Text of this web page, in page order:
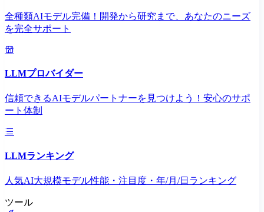
全種類AIモデル完備！開発から研究まで、あなたのニーズ
を完全サポート
LLMプロバイダー
信頼できるAIモデルパートナーを見つけよう！安心のサポ
ート体制
LLMランキング
人気AI大規模モデル性能・注目度・年/月/日ランキング
ツール